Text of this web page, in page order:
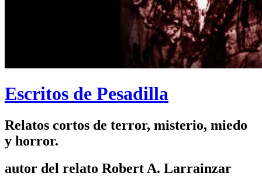
Escritos de Pesadilla
Relatos cortos de terror, misterio, miedo
y horror.
autor del relato Robert A. Larrainzar